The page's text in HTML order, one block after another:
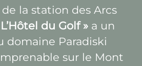
la station des Arcs
du Golf » a un
domaine Paradiski
sur le Mont